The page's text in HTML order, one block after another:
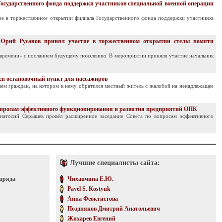
фонда поддержки участников специальной военной операции
торжественном открытии филиала Государственного фонда поддержки участников
Русанов принял участие в торжественном открытии стелы памяти
с посланием будущему поколению. В мероприятии приняли участие начальник
остановочный пункт для пассажиров
граждан, на котором к нему обратился местный житель с жалобой на ненадлежащее
эффективного функционирования и развития предприятий ОПК
Серышев провёл расширенное заседание Совета по вопросам эффективного
Лучшие специалисты сайта:
Чиханчина Е.Ю.
Pavel S. Kostyuk
Анна Феоктистова
Поздняков Дмитрий Анатольевич
Жихарев Евгений